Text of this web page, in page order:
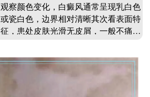
观察颜色变化，白癜风通常呈现乳白色
或瓷白色，边界相对清晰其次看表面特
征，患处皮肤光滑无皮屑，一般不痛不
间扩大或增多另外可借助物理方法，摩
擦白斑部位若发红则可能是白癜风当然
最终确诊还需专业检查，建议发现异常
尽早到皮肤科做伍德灯等检测，避免延